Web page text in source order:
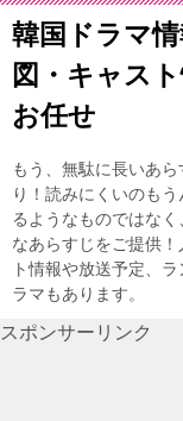
韓国ドラマ
図・キャス
お任せ
もう、無駄に長いあ
り！読みにくいのも
るようなものではな
なあらすじをご提供
ト情報や放送予定、
ラマもあります。
スポンサーリンク